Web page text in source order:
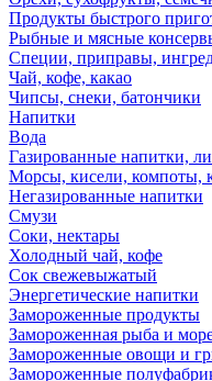
Продукты быстрого
Рыбные и мясные
Специи, приправы,
Чай, кофе, какао
Чипсы, снеки, батончики
Напитки
Вода
Газированные напитки,
Морсы, кисели, компоты,
Негазированные напитки
Смузи
Соки, нектары
Холодный чай, кофе
Сок свежевыжатый
Энергетические напитки
Замороженные продукты
Замороженная рыба и
Замороженные овощи и
Замороженные